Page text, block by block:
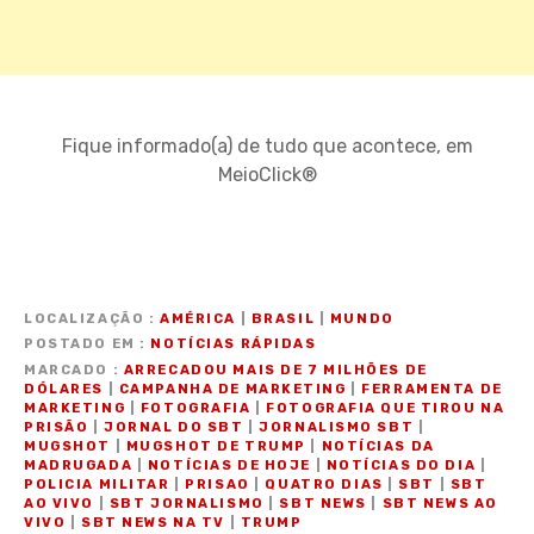
Fique informado(a) de tudo que acontece, em
MeioClick®
LOCALIZAÇÃO AMÉRICA BRASIL
MUNDO
POSTADO EM
NOTÍCIAS RÁPIDAS
MARCADO
ARRECADOU MAIS DE 7 MILHÕES DE
DÓLARES
CAMPANHA DE MARKETING
FERRAMENTA DE
MARKETING
FOTOGRAFIA
FOTOGRAFIA QUE TIROU NA
PRISÃO
|JORNAL DO SBT |JORNALISMO SBT
MUGSHOT
MUGSHOT DE TRUMP
NOTÍCIAS DA
MADRUGADA
NOTÍCIAS DE HOJE NOTÍCIAS DO DIA
POLICIA MILITAR
PRISAO QUATRO DIAS SBT
SBT
AO VIVO
SBT JORNALISMO SBT NEWS
SBT NEWS AO
VIVO
SBT NEWS NA TV TRUMP